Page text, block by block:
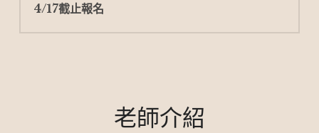
4/17截止報名
老師介紹